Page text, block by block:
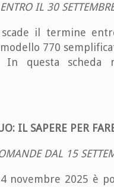
IL 30
il termine
770
In questa scheda
IL SAPERE PER
DAL 15
novembre 2025 è